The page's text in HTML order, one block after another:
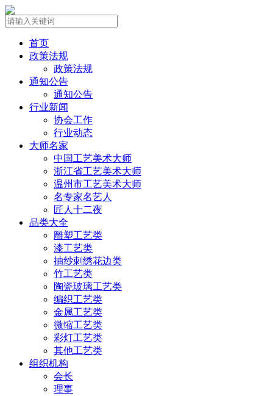
首页
政策法规
政策法规
通知公告
通知公告
行业新闻
协会工作
行业动态
大师名家
中国工艺美术大师
浙江省工艺美术大师
温州市工艺美术大师
名专家名艺人
匠人十二夜
品类大全
雕塑工艺类
漆工艺类
抽纱刺绣花边类
竹工艺类
陶瓷玻璃工艺类
编织工艺类
金属工艺类
微缩工艺类
彩灯工艺类
其他工艺类
组织机构
会长
理事